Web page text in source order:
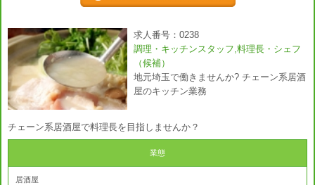
求人番号：0238
調理・キッチンスタッフ,料理長・シェフ
（候補）
地元埼玉で働きませんか? チェーン系居酒
屋のキッチン業務
チェーン系居酒屋で料理長を目指しませんか？
業態
居酒屋